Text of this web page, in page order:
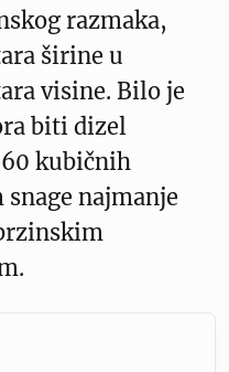
razmaka,
širine u
visine. Bilo je
biti dizel
kubičnih
najmanje